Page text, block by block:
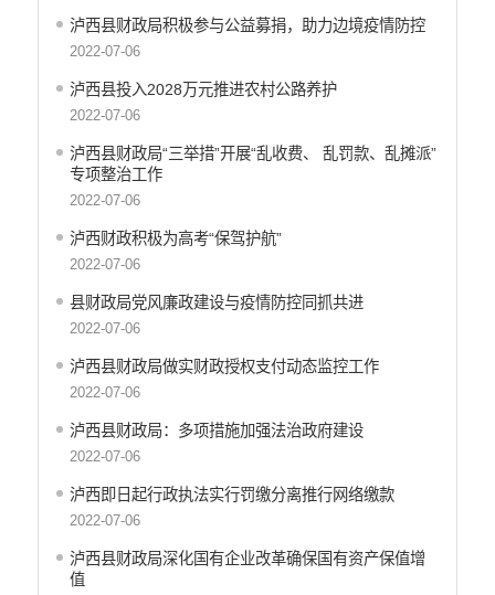
交通运输信息公开
农科信息公开
泸西县电子商务进农村
行政许可
行政事业性收费
政府采购项目
建议提案办理答复
减税降费
财政资金直达基层
财政预决算
公务员管理
稳岗就业
养老服务
社会救助
生态环境
泸西县财政局积极参与公益募捐，助力边境疫情防控
2022-07-06
泸西县投入2028万元推进农村公路养护
2022-07-06
泸西县财政局“三举措”开展“乱收费、 乱罚款、乱摊派”
专项整治工作
2022-07-06
泸西财政积极为高考“保驾护航”
2022-07-06
县财政局党风廉政建设与疫情防控同抓共进
2022-07-06
泸西县财政局做实财政授权支付动态监控工作
2022-07-06
泸西县财政局：多项措施加强法治政府建设
2022-07-06
泸西即日起行政执法实行罚缴分离推行网络缴款
2022-07-06
泸西县财政局深化国有企业改革确保国有资产保值增
值